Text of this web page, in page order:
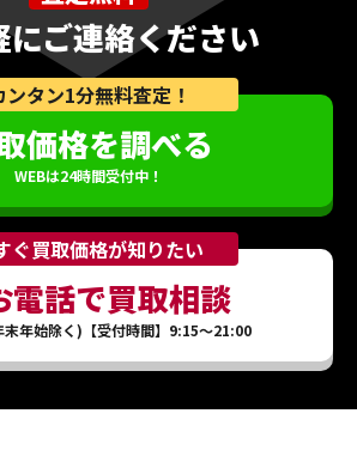
にご連絡ください
ンタン1分無料査定！
価格を調べる
WEBは24時間受付中！
ぐ買取価格が知りたい
電話で買取相談
末年始除く)【受付時間】9:15～21:00